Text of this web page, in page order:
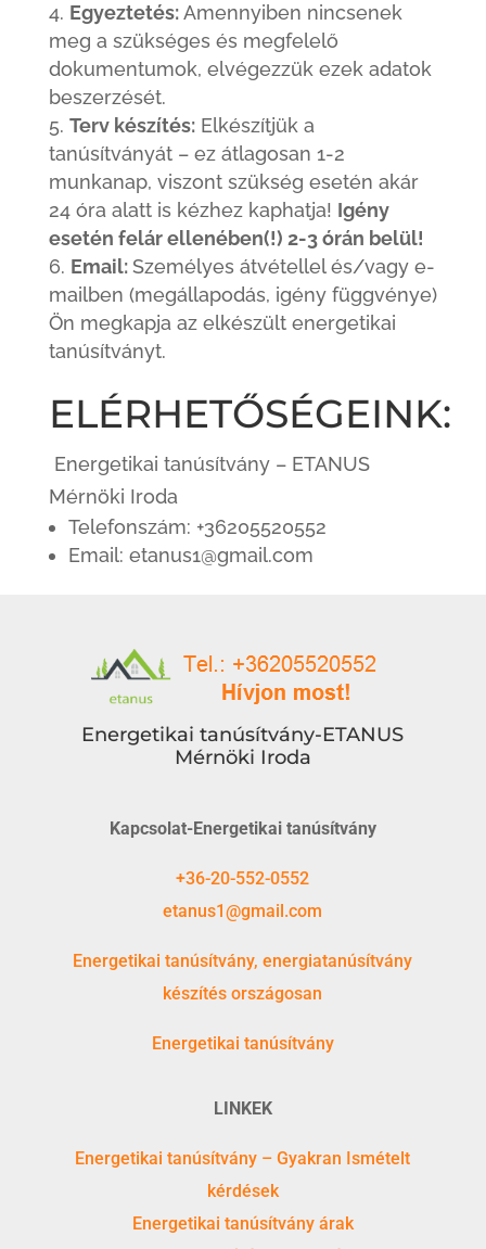
Egyeztetés:Amennyiben nincsenek
meg a szükséges és megfelelő
dokumentumok, elvégezzük ezek adatok
beszerzését.
Terv készítés:Elkészítjük a
tanúsítványát – ez átlagosan 1-2
munkanap, viszont szükség esetén akár
24 óra alatt is kézhez kaphatja! Igény
esetén felár ellenében(!) 2-3 órán belül!
Email:Személyes átvétellel és/vagy e-
mailben (megállapodás, igény függvénye)
Ön megkapja az elkészült energetikai
tanúsítványt.
ELÉRHETŐSÉGEINK:
Energetikai tanúsítvány – ETANUS
Mérnöki Iroda
Telefonszám: +36205520552
Email: etanus1@gmail.com
Energetikai tanúsítvány-ETANUS
Mérnöki Iroda
Kapcsolat-Energetikai tanúsítvány
+36-20-552-0552
etanus1@gmail.com
Energetikai tanúsítvány, energiatanúsítvány
készítés országosan
Energetikai tanúsítvány
LINKEK
Energetikai tanúsítvány – Gyakran Ismételt
kérdések
Energetikai tanúsítvány árak